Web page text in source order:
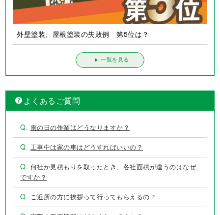
外壁塗装、屋根塗装の失敗例 第5位は？
一覧を見る
よくあるご質問
Q. 雨の日の作業はどうなりますか？
Q. 工事中は家の車はどうすればいいの？
Q. 何社か見積もりを取ったとき、各社面積が違うのはなぜ
ですか？
Q. ご近所の方に挨拶って行ってもらえるの？